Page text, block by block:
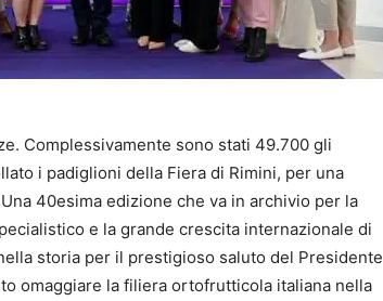
Complessivamente sono stati 49.700 gli
i padiglioni della Fiera di Rimini, per una
40esima edizione che va in archivio per la
e la grande crescita internazionale di
storia per il prestigioso saluto del Presidente
omaggiare la filiera ortofrutticola italiana nella